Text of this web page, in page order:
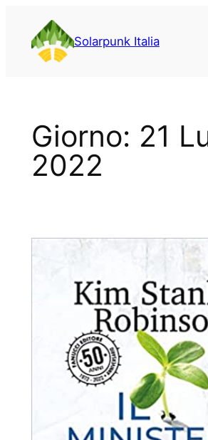
contenuto
Solarpunk Italia
Giorno: 21
2022